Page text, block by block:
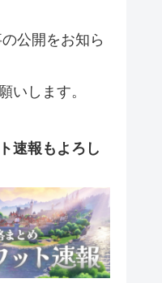
公開をお知ら
いします。
速報もよろし